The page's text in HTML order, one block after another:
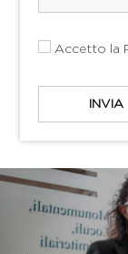
Accetto la